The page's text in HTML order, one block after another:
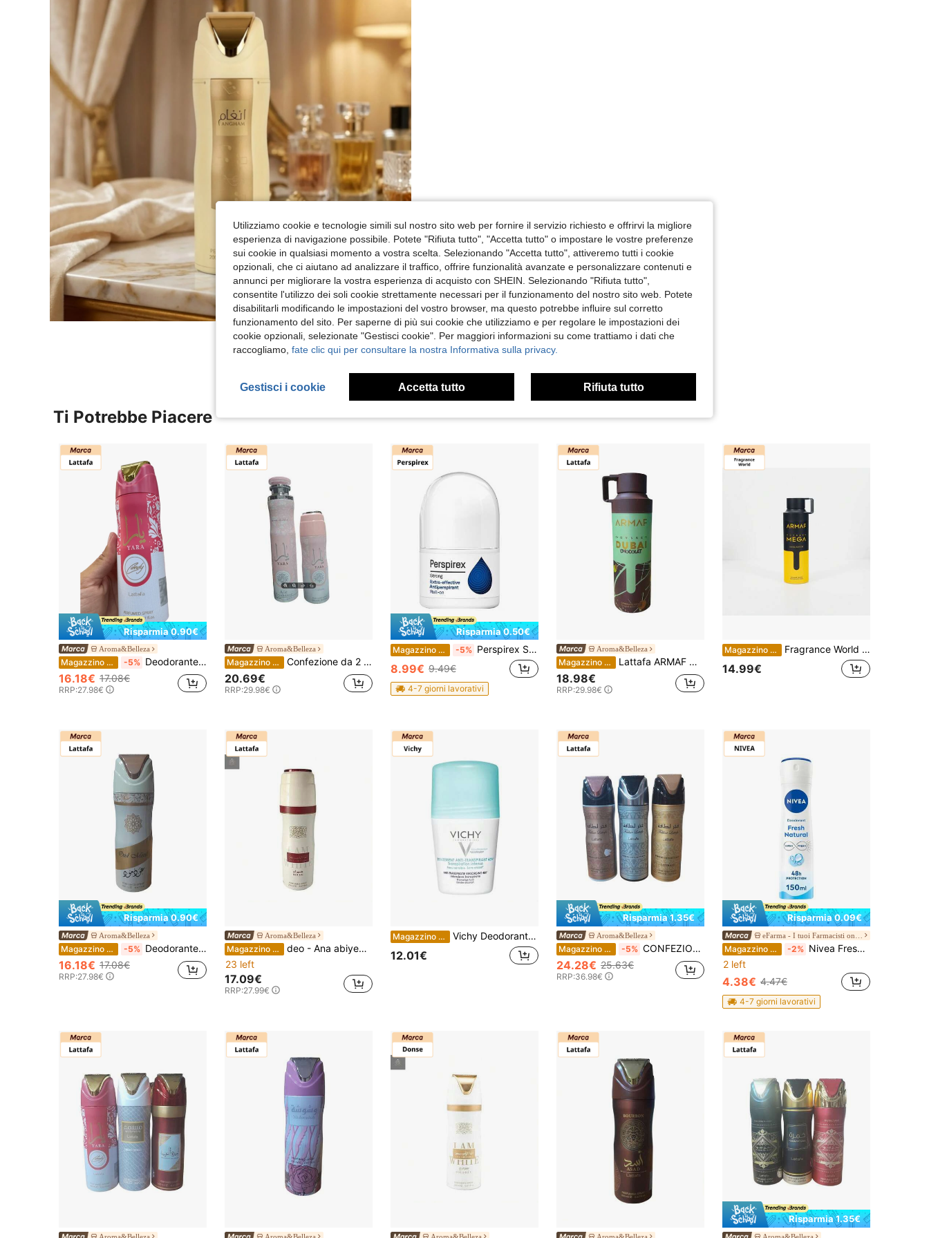
Ti Potrebbe Piacere
Risparmia 0.90€
Aroma&Belleza
Magazzino EU -5% Deodorante per donna - Yara Candy 200 ml - Lattafa
16.18€ 17.08€
RRP:27.98€
Aroma&Belleza
Magazzino EU Confezione da 2 unità deodorante per ambienti + deodorante Yara rose 500ml Lattafa, set deodorante floreale e deodorante per ambienti arabo Yara rose NUOVO
20.69€
RRP:29.98€
Risparmia 0.50€
Magazzino EU -5% Perspirex Strong - Antitraspirante Roll-on 20 ml
8.99€ 9.49€
4-7 giorni lavorativi
Aroma&Belleza
Magazzino EU Lattafa ARMAF ODYSSEY DEODORANTE UNISEX - DUBAI CHOCOLAT 200 ML - ARMAF
18.98€
RRP:29.98€
Magazzino EU Fragrance World Mega - Spray deodorante per il corpo 200 ml
14.99€
Risparmia 0.90€
Aroma&Belleza
Magazzino EU -5% Deodorante Lattafa per donna Oud Mood 200 ml Spray profumato con aroma esclusivo e design elegante
16.18€ 17.08€
RRP:27.98€
Aroma&Belleza
Magazzino EU
deo - Ana abiyedh Rouge 200 ml - I am white LATTAFA -perfume
23 left
17.09€
RRP:27.99€
Magazzino EU Vichy Deodorante per il corpo
12.01€
Risparmia 1.35€
Aroma&Belleza
Magazzino EU -5% CONFEZIONE DA 3 UNITÀ - DEODORANTI PER DONNA - FACHAR BIANCO 200 ML, FACHAR NERO ARGENTO 200 ML, FACHAR EXTRAIT ORO 200 ML - LATTAFA SET DA 3 UNITÀ
24.28€ 25.63€
RRP:36.98€
Risparmia 0.09€
Magazzino EU -2% Nivea Fresh Natural Deodorante Spray Antitraspirante Protezione 48h 150 ml
2 left
4.38€ 4.47€
4-7 giorni lavorativi
Risparmia 1.35€
Utilizziamo cookie e tecnologie simili sul nostro sito web per fornire il servizio richiesto e offrirvi la migliore
esperienza di navigazione possibile. Potete "Rifiuta tutto", "Accetta tutto" o impostare le vostre preferenze
sui cookie in qualsiasi momento a vostra scelta. Selezionando "Accetta tutto", attiveremo tutti i cookie
opzionali, che ci aiutano ad analizzare il traffico, offrire funzionalità avanzate e personalizzare contenuti e
annunci per migliorare la vostra esperienza di acquisto con SHEIN. Selezionando "Rifiuta tutto",
consentite l'utilizzo dei soli cookie strettamente necessari per il funzionamento del nostro sito web. Potete
disabilitarli modificando le impostazioni del vostro browser, ma questo potrebbe influire sul corretto
funzionamento del sito. Per saperne di più sui cookie che utilizziamo e per regolare le impostazioni dei
cookie opzionali, selezionate "Gestisci cookie". Per maggiori informazioni su come trattiamo i dati che
raccogliamo, fate clic qui per consultare la nostra Informativa sulla privacy.
Gestisci i cookie Accetta tutto Rifiuta tutto